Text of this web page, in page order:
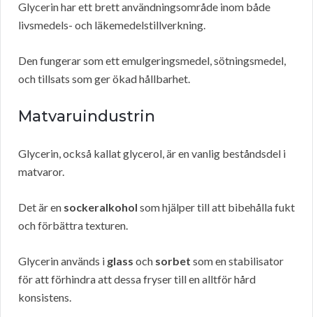
Glycerin har ett brett användningsområde inom både
livsmedels- och läkemedelstillverkning.
Den fungerar som ett emulgeringsmedel, sötningsmedel,
och tillsats som ger ökad hållbarhet.
Matvaruindustrin
Glycerin, också kallat glycerol, är en vanlig beståndsdel i
matvaror.
Det är en sockeralkohol som hjälper till att bibehålla fukt
och förbättra texturen.
Glycerin används i glass och sorbet som en stabilisator
för att förhindra att dessa fryser till en alltför hård
konsistens.